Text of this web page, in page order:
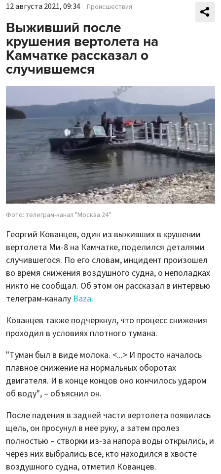
12 августа 2021, 09:34 Происшествия
Выживший после
крушения вертолета на
Камчатке рассказал о
случившемся
Фото: телеграм-канал "Москва 24"
Георгий Кованцев, один из выживших в крушении
вертолета Ми-8 на Камчатке, поделился деталями
случившегося. По его словам, инцидент произошел
во время снижения воздушного судна, о неполадках
никто не сообщал. Об этом он рассказал в интервью
телеграм-каналу Baza.
Кованцев также подчеркнул, что процесс снижения
проходил в условиях плотного тумана.
"Туман был в виде молока. <...> И просто началось
плавное снижение на нормальных оборотах
двигателя. И в конце концов оно кончилось ударом
об воду", – объяснил он.
После падения в задней части вертолета появилась
щель, он просунул в нее руку, а затем пролез
полностью – створки из-за напора воды открылись, и
через них выбрались все, кто находился в хвосте
воздушного судна, отметил Кованцев.